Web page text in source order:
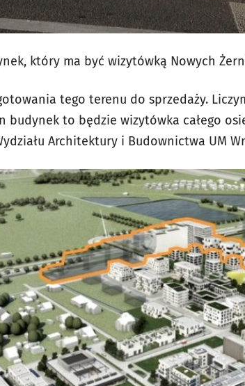
który ma być wizytówką Nowych
tego terenu do sprzedaży.
budynek to będzie wizytówka całego
Architektury i Budownictwa UM